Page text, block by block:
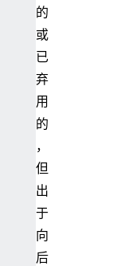
的
或
已
弃
用
的
，
但
出
于
向
后